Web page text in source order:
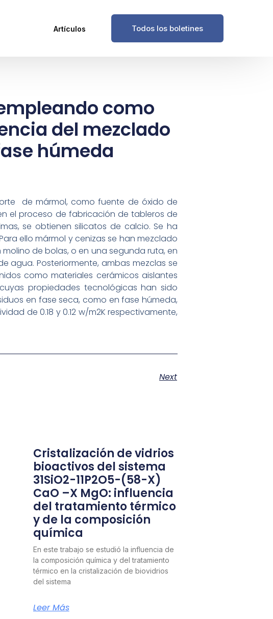
Artículos Todos los boletines
como
del mezclado
húmeda
de mármol, como fuente de óxido de
el proceso de fabricación de tableros de
se obtienen silicatos de calcio. Se ha
ello mármol y cenizas se han mezclado
molino de bolas, o en una segunda ruta, en
agua. Posteriormente, ambas mezclas se
como materiales cerámicos aislantes
propiedades tecnológicas han sido
en fase seca, como en fase húmeda,
de 0.18 y 0.12 w/m2K respectivamente,
Next
Cristalización de vidrios
bioactivos del sistema
31SiO2-11P2O5-(58-X)
CaO –X MgO: influencia
del tratamiento térmico
y de la composición
química
En este trabajo se estudió la influencia de
la composición química y del tratamiento
térmico en la cristalización de biovidrios
del sistema
Leer Más